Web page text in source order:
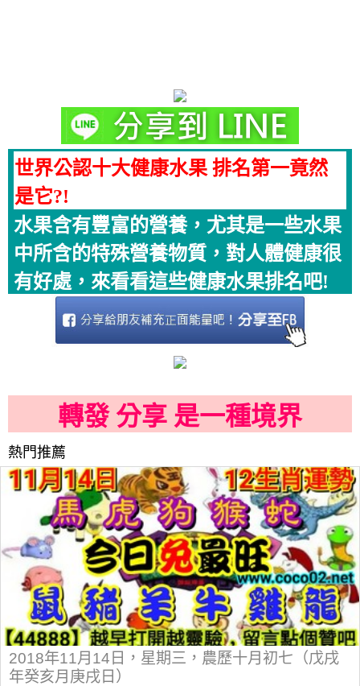
世界公認十大健康水果 排名第一竟然
是它?!
水果含有豐富的營養，尤其是一些水果
中所含的特殊營養物質，對人體健康很
有好處，來看看這些健康水果排名吧!
轉發 分享 是一種境界
熱門推薦
2018年11月14日，星期三，農歷十月初七（戊戌
年癸亥月庚戌日）